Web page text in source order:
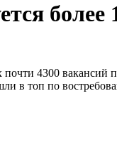
более
4300 вакансий
в топ по